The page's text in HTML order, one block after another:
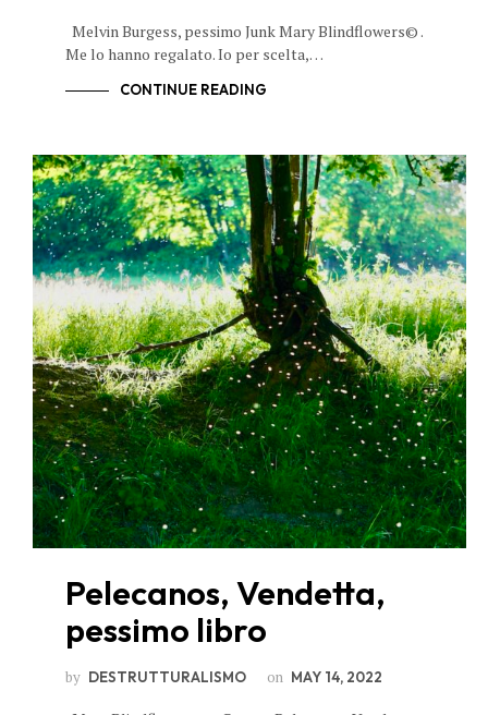
Melvin Burgess, pessimo Junk Mary Blindflowers© .
Me lo hanno regalato. Io per scelta,…
CONTINUE READING
Pelecanos, Vendetta,
pessimo libro
by DESTRUTTURALISMO on MAY 14, 2022